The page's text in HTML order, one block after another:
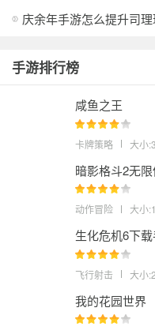
手游排行榜
咸鱼之王
卡牌策略 大小
暗影格斗2无
动作冒险 大小
生化危机6下
飞行射击 大小
我的花园世界